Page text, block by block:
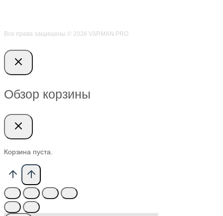
Все права защищены © 2026 VӑRMAN.PRO
Обзор корзины
Корзина пуста.